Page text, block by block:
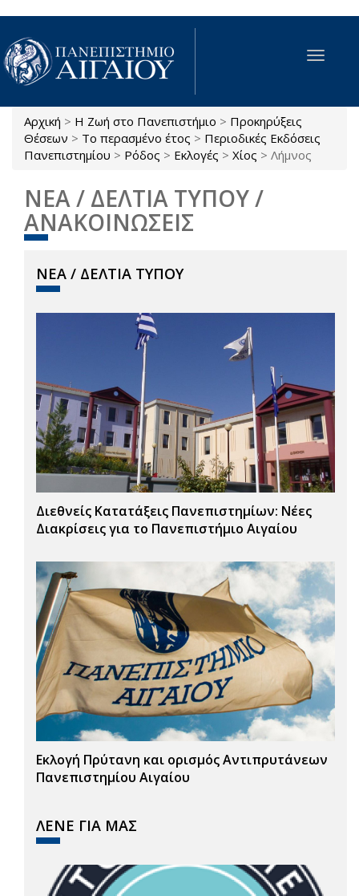
Παράκαμψη προς το κυρίως περιεχόμενο
Toggle
Είστε εδώ
Αρχική > Η Ζωή στο Πανεπιστήμιο > Προκηρύξεις
Θέσεων > Το περασμένο έτος > Περιοδικές Εκδόσεις
Πανεπιστημίου > Ρόδος > Εκλογές > Χίος > Λήμνος
ΝΕΑ / ΔΕΛΤΙΑ ΤΥΠΟΥ /
ΑΝΑΚΟΙΝΩΣΕΙΣ
ΝΕΑ / ΔΕΛΤΙΑ ΤΥΠΟΥ
Διεθνείς Κατατάξεις Πανεπιστημίων: Νέες
Διακρίσεις για το Πανεπιστήμιο Αιγαίου
Εκλογή Πρύτανη και ορισμός Αντιπρυτάνεων
Πανεπιστημίου Αιγαίου
ΛΕΝΕ ΓΙΑ ΜΑΣ